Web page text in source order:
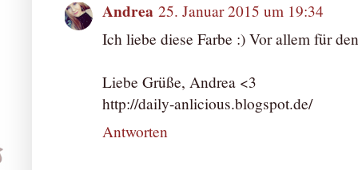
Andrea 25. Januar 2015 um 19:34
Ich liebe diese Farbe :) Vor allem für
Liebe Grüße, Andrea <3
http://daily-anlicious.blogspot.de/
Antworten